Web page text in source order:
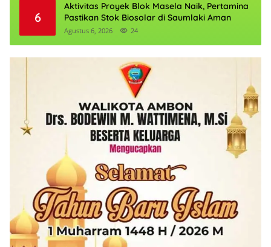
6
Aktivitas Proyek Blok Masela Naik, Pertamina
Pastikan Stok Biosolar di Saumlaki Aman
Agustus 6, 2026 24